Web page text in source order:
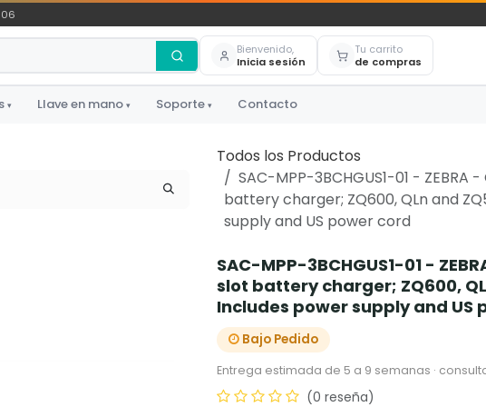
Bienvenido,
Inicia sesión
Tu carrito
de compras
▾ Llave en mano ▾ Soporte ▾ Contacto
Todos los Productos
SAC-MPP-3BCHGUS1-01 -
battery charger; ZQ600, QLn and
supply and US power cord
SAC-MPP-3BCHGUS1-01 -
slot battery charger; ZQ600,
Includes power supply and US
Bajo Pedido
Entrega estimada de 5 a 9 semanas ·
(0 reseña)